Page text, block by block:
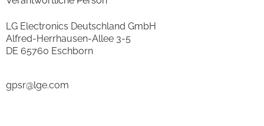
Anzahl der U/Min. der 5. Schleuderstufe
LG Electronics Deutschland GmbH
Alfred-Herrhausen-Allee 3-5
DE 65760 Eschborn
gpsr@lge.com